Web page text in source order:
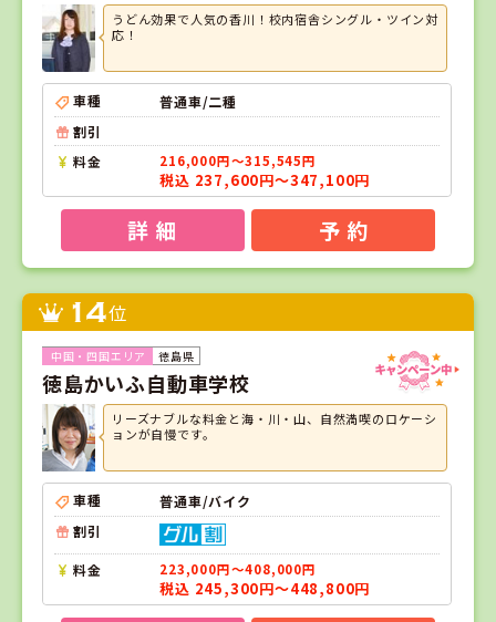
うどん効果で人気の香川！校内宿舎シングル・ツイン対
応！
車種
普通車/二種
割引
料金
216,000円～315,545円
税込 237,600円～347,100円
詳 細 予 約
14位
徳島県
徳島かいふ自動車学校
リーズナブルな料金と海・川・山、自然満喫のロケーシ
ョンが自慢です。
車種
普通車/バイク
割引
料金 223,000円～408,000円
税込 245,300円～448,800円